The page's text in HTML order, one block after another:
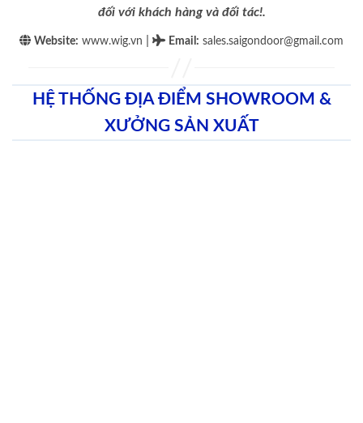
đối với khách hàng và đối tác!.
Website: www.wig.vn Email : sales.saigondoor@gmail.com
HỆ THỐNG ĐỊA ĐIỂM SHOWROOM &
XƯỞNG SẢN XUẤT